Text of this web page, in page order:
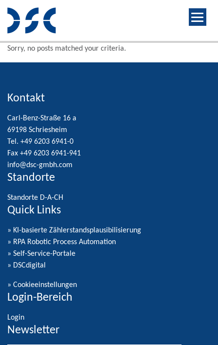
Sorry, no posts matched your criteria.
Kontakt
Carl-Benz-Straße 16 a
69198 Schriesheim
Tel. +49 6203 6941-0
Fax +49 6203 6941-941
info@dsc-gmbh.com
Standorte
Standorte D-A-CH
Quick Links
» KI-basierte Zählerstandsplausibilisierung
» RPA Robotic Process Automation
» Self-Service-Portale
» DSCdigital
» Cookieeinstellungen
Login-Bereich
Login
Newsletter